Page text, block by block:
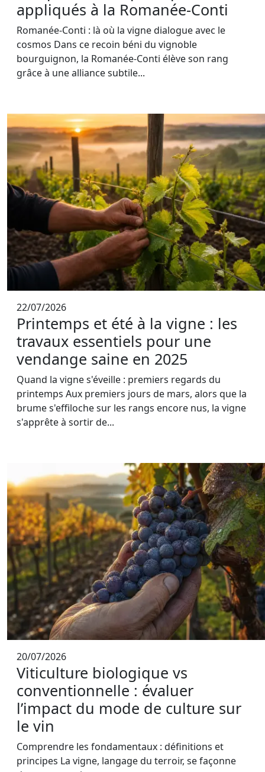
appliqués à la Romanée-Conti
Romanée-Conti : là où la vigne dialogue avec le
cosmos Dans ce recoin béni du vignoble
bourguignon, la Romanée-Conti élève son rang
grâce à une alliance subtile...
22/07/2026
Printemps et été à la vigne : les
travaux essentiels pour une
vendange saine en 2025
Quand la vigne s'éveille : premiers regards du
printemps Aux premiers jours de mars, alors que la
brume s'effiloche sur les rangs encore nus, la vigne
s'apprête à sortir de...
20/07/2026
Viticulture biologique vs
conventionnelle : évaluer
l’impact du mode de culture sur
le vin
Comprendre les fondamentaux : définitions et
principes La vigne, langage du terroir, se façonne